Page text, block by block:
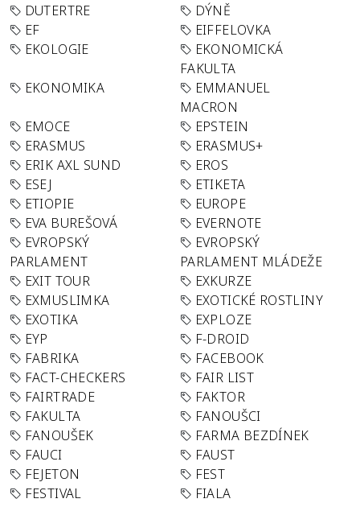
DUTERTRE
DÝNĚ
EF
EIFFELOVKA
EKOLOGIE
EKONOMICKÁ
FAKULTA
EKONOMIKA
EMMANUEL
MACRON
EMOCE
EPSTEIN
ERASMUS
ERASMUS+
ERIK AXL SUND
EROS
ESEJ
ETIKETA
ETIOPIE
EUROPE
EVA BUREŠOVÁ
EVERNOTE
EVROPSKÝ
PARLAMENT
EVROPSKÝ
PARLAMENT MLÁDEŽE
EXIT TOUR
EXKURZE
EXMUSLIMKA
EXOTICKÉ ROSTLINY
EXOTIKA
EXPLOZE
EYP
F-DROID
FABRIKA
FACEBOOK
FACT-CHECKERS
FAIR LIST
FAIRTRADE
FAKTOR
FAKULTA
FANOUŠCI
FANOUŠEK
FARMA BEZDÍNEK
FAUCI
FAUST
FEJETON
FEST
FESTIVAL
FIALA